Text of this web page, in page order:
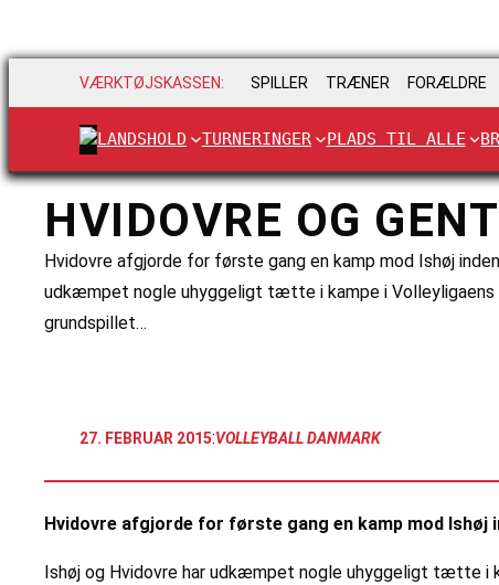
VÆRKTØJSKASSEN: SPILLER TRÆNER FORÆLDRE
LANDSHOLD TURNERINGER PLADS TIL ALLE
HVIDOVRE OG
Hvidovre afgjorde for første gang en kamp mod Ishøj
udkæmpet nogle uhyggeligt tætte i kampe i Volleyligaens
grundspillet…
27. FEBRUAR 2015:VOLLEYBALL DANMARK
Hvidovre afgjorde for første gang en kamp mod
Ishøj og Hvidovre har udkæmpet nogle uhyggeligt tætte i